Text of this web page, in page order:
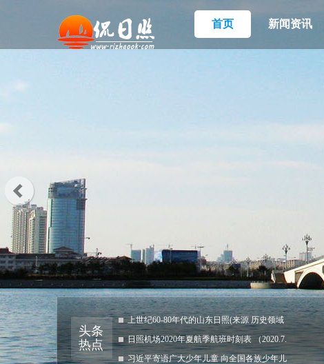
首页 新闻资讯
广播 游戏
头条
热点
上世纪60-80年代的山东日照(来源 历史领域
日照机场2020年夏航季航班时刻表 （2020.7.
习近平寄语广大少年儿童 向全国各族少年儿